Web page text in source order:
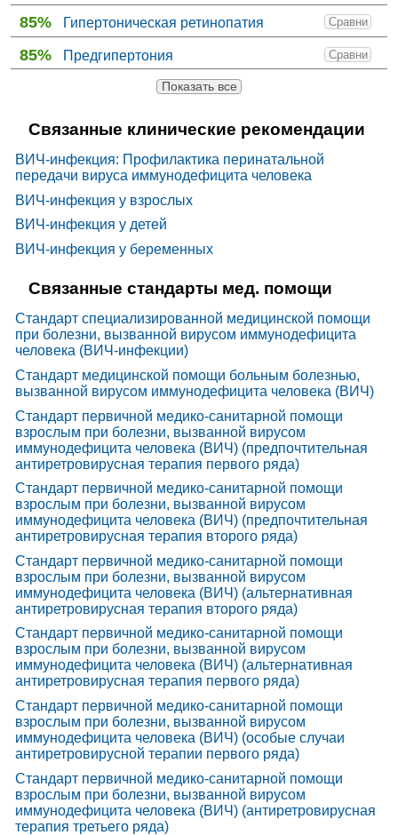
85% Сравни
Гипертоническая ретинопатия
85% Сравни
Предгипертония
Показать все
Связанные клинические рекомендации
ВИЧ-инфекция: Профилактика перинатальной
передачи вируса иммунодефицита человека
ВИЧ-инфекция у взрослых
ВИЧ-инфекция у детей
ВИЧ-инфекция у беременных
Связанные стандарты мед. помощи
Стандарт специализированной медицинской помощи
при болезни, вызванной вирусом иммунодефицита
человека (ВИЧ-инфекции)
Стандарт медицинской помощи больным болезнью,
вызванной вирусом иммунодефицита человека (ВИЧ)
Стандарт первичной медико-санитарной помощи
взрослым при болезни, вызванной вирусом
иммунодефицита человека (ВИЧ) (предпочтительная
антиретровирусная терапия первого ряда)
Стандарт первичной медико-санитарной помощи
взрослым при болезни, вызванной вирусом
иммунодефицита человека (ВИЧ) (предпочтительная
антиретровирусная терапия второго ряда)
Стандарт первичной медико-санитарной помощи
взрослым при болезни, вызванной вирусом
иммунодефицита человека (ВИЧ) (альтернативная
антиретровирусная терапия второго ряда)
Стандарт первичной медико-санитарной помощи
взрослым при болезни, вызванной вирусом
иммунодефицита человека (ВИЧ) (альтернативная
антиретровирусная терапия первого ряда)
Стандарт первичной медико-санитарной помощи
взрослым при болезни, вызванной вирусом
иммунодефицита человека (ВИЧ) (особые случаи
антиретровирусной терапии первого ряда)
Стандарт первичной медико-санитарной помощи
взрослым при болезни, вызванной вирусом
иммунодефицита человека (ВИЧ) (антиретровирусная
терапия третьего ряда)